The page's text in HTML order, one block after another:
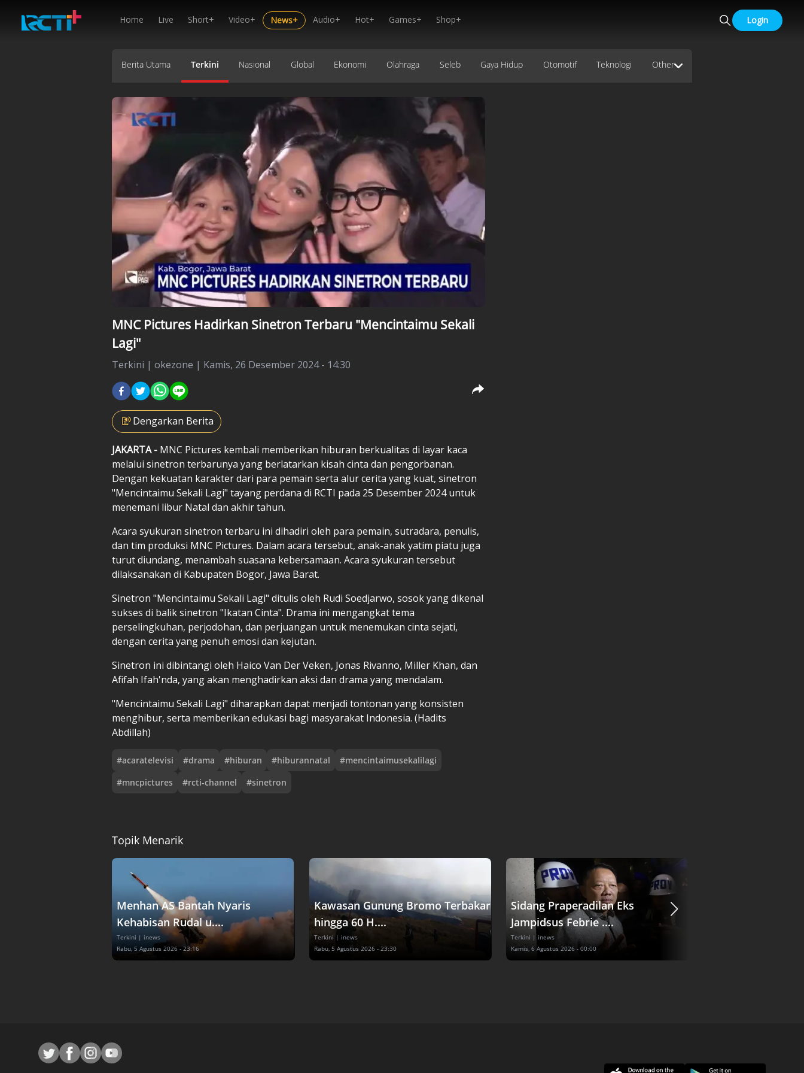
Home Live Short+ Video+ News+ Audio+ Hot+ Games+ Shop+ Login
Berita Utama Terkini Nasional Global Ekonomi Olahraga Seleb Gaya Hidup Otomotif Teknologi Other
MNC Pictures Hadirkan Sinetron Terbaru "Mencintaimu Sekali
Lagi"
Terkini | okezone | Kamis, 26 Desember 2024 - 14:30
Dengarkan Berita
JAKARTA - MNC Pictures kembali memberikan hiburan berkualitas di layar kaca
melalui sinetron terbarunya yang berlatarkan kisah cinta dan pengorbanan.
Dengan kekuatan karakter dari para pemain serta alur cerita yang kuat, sinetron
"Mencintaimu Sekali Lagi" tayang perdana di RCTI pada 25 Desember 2024 untuk
menemani libur Natal dan akhir tahun.
Acara syukuran sinetron terbaru ini dihadiri oleh para pemain, sutradara, penulis,
dan tim produksi MNC Pictures. Dalam acara tersebut, anak-anak yatim piatu juga
turut diundang, menambah suasana kebersamaan. Acara syukuran tersebut
dilaksanakan di Kabupaten Bogor, Jawa Barat.
Sinetron "Mencintaimu Sekali Lagi" ditulis oleh Rudi Soedjarwo, sosok yang dikenal
sukses di balik sinetron "Ikatan Cinta". Drama ini mengangkat tema
perselingkuhan, perjodohan, dan perjuangan untuk menemukan cinta sejati,
dengan cerita yang penuh emosi dan kejutan.
Sinetron ini dibintangi oleh Haico Van Der Veken, Jonas Rivanno, Miller Khan, dan
Afifah Ifah'nda, yang akan menghadirkan aksi dan drama yang mendalam.
"Mencintaimu Sekali Lagi" diharapkan dapat menjadi tontonan yang konsisten
menghibur, serta memberikan edukasi bagi masyarakat Indonesia. (Hadits
Abdillah)
#acaratelevisi #drama #hiburan #hiburannatal #mencintaimusekalilagi
#mncpictures #rcti-channel #sinetron
Topik Menarik
Menhan AS Bantah Nyaris
Kehabisan Rudal u....
Terkini | inews
Rabu, 5 Agustus 2026 - 23:16
Kawasan Gunung Bromo Terbakar
hingga 60 H....
Terkini | inews
Rabu, 5 Agustus 2026 - 23:30
Sidang Praperadilan Eks
Jampidsus Febrie ....
Terkini | inews
Kamis, 6 Agustus 2026 - 00:00